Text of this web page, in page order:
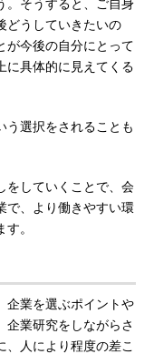
。そうすると、ご自身
どうしていきたいの
が今後の自分にとって
に具体的に見えてくる
選択をされることも
をしていくことで、会
で、より働きやすい環
。
企業を選ぶポイントや
企業研究をしながらさ
、人により程度の差こ